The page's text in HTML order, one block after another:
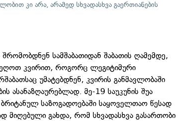
კი არა, არამედ სხვადასხვა გაერთიანების
სამშაბათიდან შაბათის ღამემდე,
კვირით, როგორც ლეგიტიმური
უმატებდნენ, კვირის განმავლობაში
ასანაზღაურებლად. მე-19 საუკუნის შუა
ბრიტანულ საზოგადოებაში საყოველთაო წესად
მიღებული გახდა, რომ სხვადასხვა გასართობი